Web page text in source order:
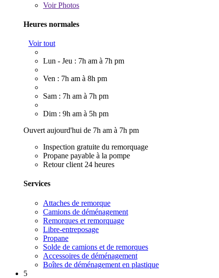
VoirPhotos
Heures normales
Voir tout
Lun - Jeu : 7h am à 7h pm
Ven : 7h am à 8h pm
Sam : 7h am à 7h pm
Dim : 9h am à 5h pm
Ouvert aujourd'hui de 7h am à 7h pm
Inspection gratuite du remorquage
Propane payable à la pompe
Retour client 24 heures
Services
Attaches de remorque
Camions de déménagement
Remorques et remorquage
Libre-entreposage
Propane
Solde de camions et de remorques
Accessoires de déménagement
Boîtes de déménagement en plastique
5